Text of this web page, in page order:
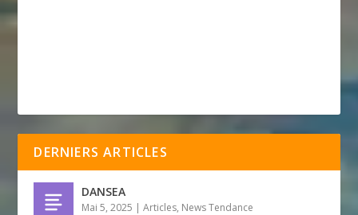
DERNIERS ARTICLES
DANSEA
Mai 5, 2025 |Articles, News Tendance